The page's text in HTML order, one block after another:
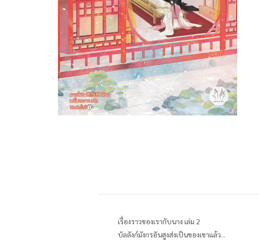
เรื่องราวของเรากับนาง เล่ม 2
บัลลังก์มังกรอันสูงส่งเป็นของเขาแล้ว...